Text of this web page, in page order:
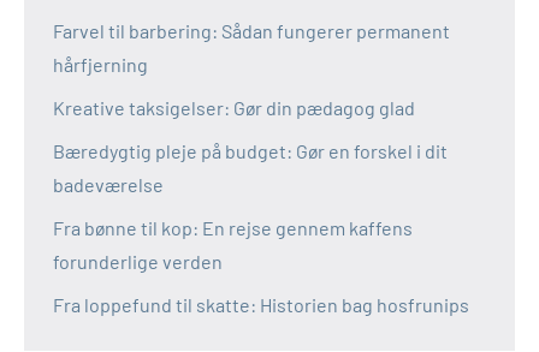
Farvel til barbering: Sådan fungerer permanent
hårfjerning
Kreative taksigelser: Gør din pædagog glad
Bæredygtig pleje på budget: Gør en forskel i dit
badeværelse
Fra bønne til kop: En rejse gennem kaffens
forunderlige verden
Fra loppefund til skatte: Historien bag hosfrunips